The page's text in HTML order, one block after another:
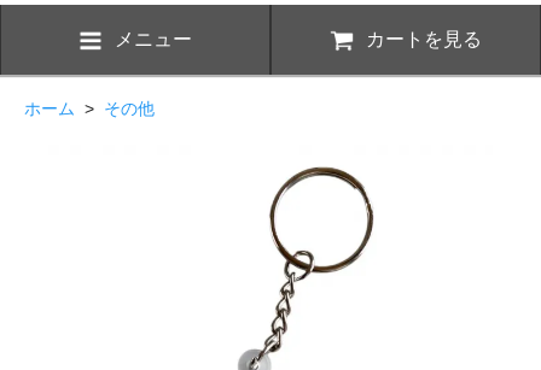
メニュー カートを見る
ホーム > その他